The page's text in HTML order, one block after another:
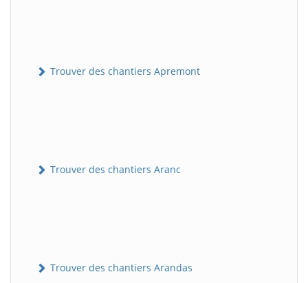
Trouver des chantiers Apremont
Trouver des chantiers Aranc
Trouver des chantiers Arandas